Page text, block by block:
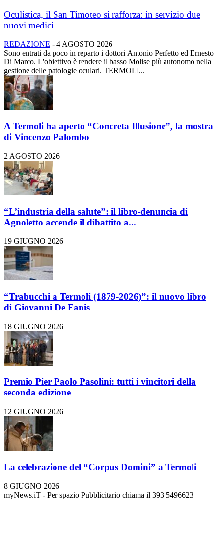
Oculistica, il San Timoteo si rafforza: in servizio due
nuovi medici
REDAZIONE - 4 AGOSTO 2026
Sono entrati da poco in reparto i dottori Antonio Perfetto ed Ernesto
Di Marco. L'obiettivo è rendere il basso Molise più autonomo nella
gestione delle patologie oculari. TERMOLI...
A Termoli ha aperto “Concreta Illusione”, la mostra
di Vincenzo Palombo
2 AGOSTO 2026
“L’industria della salute”: il libro-denuncia di
Agnoletto accende il dibattito a...
19 GIUGNO 2026
“Trabucchi a Termoli (1879-2026)”: il nuovo libro
di Giovanni De Fanis
18 GIUGNO 2026
Premio Pier Paolo Pasolini: tutti i vincitori della
seconda edizione
12 GIUGNO 2026
La celebrazione del “Corpus Domini” a Termoli
8 GIUGNO 2026
myNews.iT - Per spazio Pubblicitario chiama il 393.5496623